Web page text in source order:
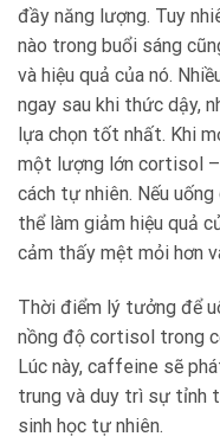
đầy năng lượng. Tuy
nào trong buổi sáng
và hiệu quả của nó.
ngay sau khi thức dậy,
lựa chọn tốt nhất. Khi
một lượng lớn cortisol
cách tự nhiên. Nếu
thể làm giảm hiệu quả
cảm thấy mệt mỏi hơn
Thời điểm lý tưởng để
nồng độ cortisol trong
Lúc này, caffeine sẽ
trung và duy trì sự tỉnh
sinh học tự nhiên.